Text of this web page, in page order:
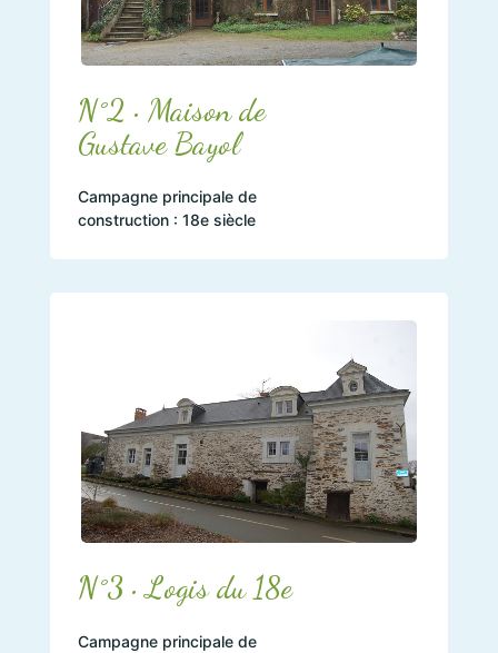
N°2 • Maison de
Gustave Bayol
Campagne principale de
construction : 18e siècle
N°3 • Logis du 18e
Campagne principale de